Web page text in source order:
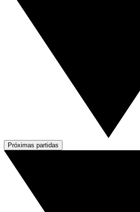
Próximas partidas